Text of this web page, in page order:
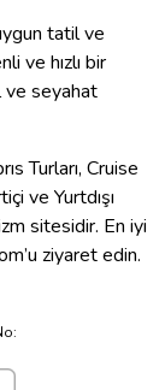
tatil ve
ve hızlı bir
ve seyahat
Turları, Cruise
ve Yurtdışı
sitesidir. En iyi
ziyaret edin.